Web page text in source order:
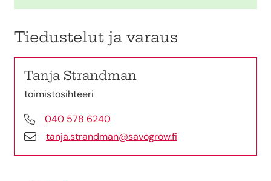
Tiedustelut ja varaus
Tanja Strandman
toimistosihteeri
040 578 6240
tanja.strandman@savogrow.fi